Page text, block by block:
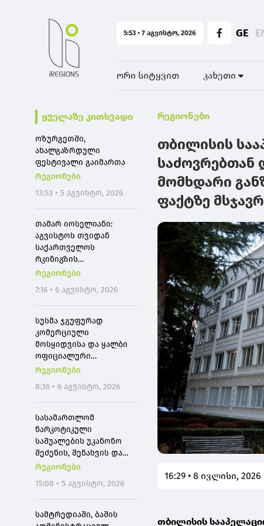
5:53 • 7 აგვისტო, 2026 GE
ორი სიტყვით კახეთი
ყველაზე კითხვადი
ოზურგეთში,
ახალგაზრდული
ფესტივალი გაიმართა
რეგიონები
13:53 • 5 აგვისტო, 2026
თამარ იოსელიანი:
აგვისტოს თვიდან
საქართველოს
რკინიგზის
მომხმარებლები
თბილისიდან ბათუმში 4
საათში იმგზავრონ
რეგიონები
7:16 • 6 აგვისტო, 2026
სუსმა ჯგუფურად
კომერციული
მოსყიდვისა და ყალბი
ოფიციალური
დოკუმენტის
დახმარების ფაქტზე,
საქართველოს 3
მოქალაქე დააკავა
რეგიონები
8:36 • 6 აგვისტო, 2026
სასამართლომ
ნარკოტიკული
საშუალების უკანონო
შეძენის, შენახვის და
რეალიზაციის ფაქტებზე
პატიმრობა მიუსაჯა
რეგიონები
15:08 • 5 აგვისტო, 2026
სამტრედიაში, ბაშის
რეგიონები
თბილისის
საძოვრებთან
მომხდარი
ფაქტზე
16:29 • 8 ივლისი, 2026
თბილისის